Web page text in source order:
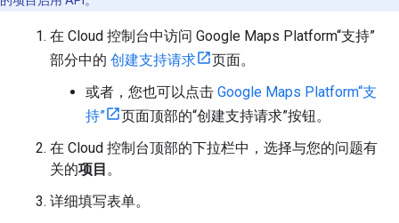
在 Cloud 控制台中访问 Google Maps Platform“支持”
部分中的 创建支持请求
页面。
或者，您也可以点击 Google Maps Platform“支
持”
页面顶部的“创建支持请求”按钮。
在 Cloud 控制台顶部的下拉栏中，选择与您的问题有
关的项目 。
详细填写表单。